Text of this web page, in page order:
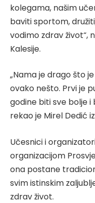
kolegama, našim
baviti sportom,
vodimo zdrav život“,
Kalesije.
„Nama je drago što
ovako nešto. Prvi je
godine biti sve bolje i
rekao je Mirel Dedić
Učesnici i
organizacijom
ona postane
svim istinskim
zdrav život.